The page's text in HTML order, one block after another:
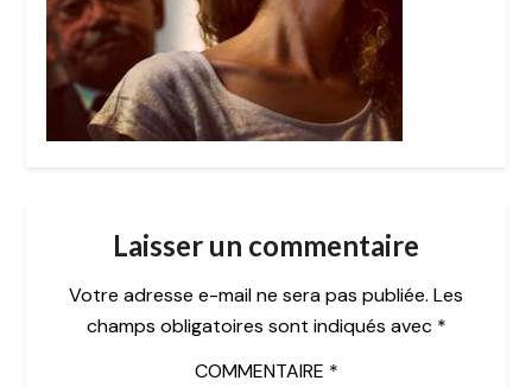
Laisser un commentaire
Votre adresse e-mail ne sera pas publiée. Les
champs obligatoires sont indiqués avec *
COMMENTAIRE *